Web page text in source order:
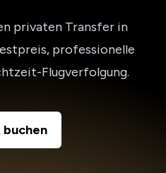
privaten Transfer in
professionelle
Flugverfolgung.